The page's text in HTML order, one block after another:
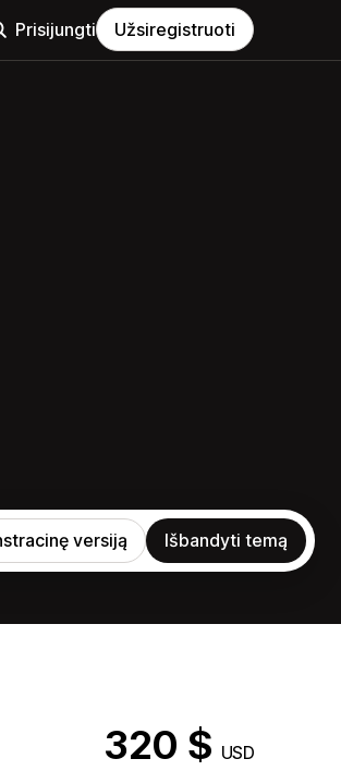
Prisijungti Užsiregistruoti
versiją Išbandyti temą
320 $ USD